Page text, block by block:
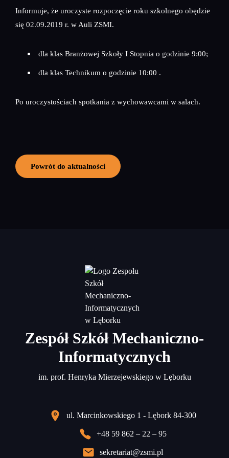
Informuje, że uroczyste rozpoczęcie roku szkolnego obędzie
się 02.09.2019 r. w Auli ZSMI.
dla klas Branżowej Szkoły I Stopnia o godzinie 9:00;
dla klas Technikum o godzinie 10:00 .
Po uroczystościach spotkania z wychowawcami w salach.
Powrót do aktualności
Zespół Szkół Mechaniczno-
Informatycznych
im. prof. Henryka Mierzejewskiego w Lęborku
ul. Marcinkowskiego 1 - Lębork 84-300
+48 59 862 – 22 – 95
sekretariat@zsmi.pl